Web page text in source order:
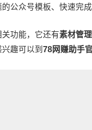
的公众号模板、快速完
关功能，它还有素材管
趣可以到 78网赚助手